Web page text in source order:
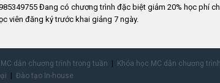
Đang có chương trình đặc biệt giảm 20% học phí
viên đăng ký trước khai giảng 7 ngày.
dẫn chương trình trong tuần Khóa học MC dẫn chương
Đào tạo In-house